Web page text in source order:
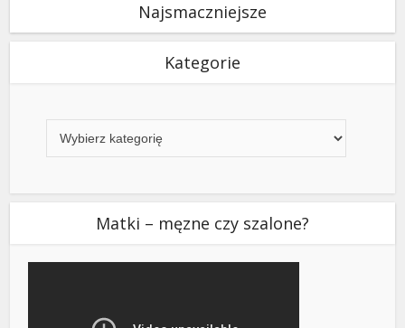
Najsmaczniejsze
Kategorie
Matki – męzne czy szalone?